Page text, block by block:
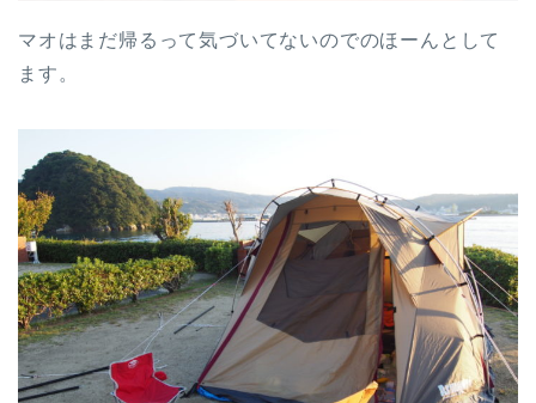
マオはまだ帰るって気づいてないのでのほーんとして
ます。